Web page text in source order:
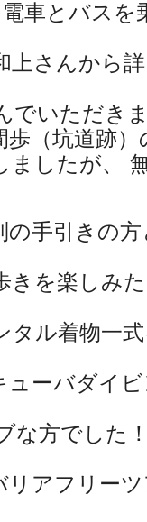
車とバスを
上さんから
でいただき
歩（坑道跡
ましたが、
の手引きの
きを楽しみ
タル着物一
ューバダイ
な方でした
リアフリー